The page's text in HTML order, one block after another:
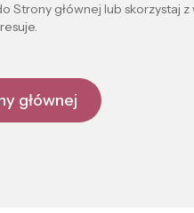
głównej lub skorzystaj z
głównej